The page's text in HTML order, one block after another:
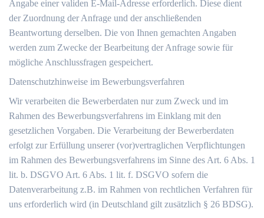
Angabe einer validen E-Mail-Adresse erforderlich. Diese dient
der Zuordnung der Anfrage und der anschließenden
Beantwortung derselben. Die von Ihnen gemachten Angaben
werden zum Zwecke der Bearbeitung der Anfrage sowie für
mögliche Anschlussfragen gespeichert.
Datenschutzhinweise im Bewerbungsverfahren
Wir verarbeiten die Bewerberdaten nur zum Zweck und im
Rahmen des Bewerbungsverfahrens im Einklang mit den
gesetzlichen Vorgaben. Die Verarbeitung der Bewerberdaten
erfolgt zur Erfüllung unserer (vor)vertraglichen Verpflichtungen
im Rahmen des Bewerbungsverfahrens im Sinne des Art. 6 Abs. 1
lit. b. DSGVO Art. 6 Abs. 1 lit. f. DSGVO sofern die
Datenverarbeitung z.B. im Rahmen von rechtlichen Verfahren für
uns erforderlich wird (in Deutschland gilt zusätzlich § 26 BDSG).